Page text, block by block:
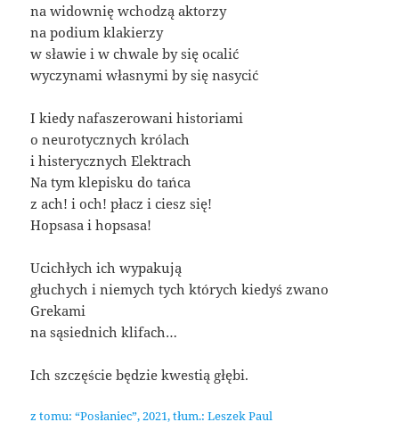
na widownię wchodzą aktorzy
na podium klakierzy
w sławie i w chwale by się ocalić
wyczynami własnymi by się nasycić
I kiedy nafaszerowani historiami
o neurotycznych królach
i histerycznych Elektrach
Na tym klepisku do tańca
z ach! i och! płacz i ciesz się!
Hopsasa i hopsasa!
Ucichłych ich wypakują
głuchych i niemych tych których kiedyś zwano
Grekami
na sąsiednich klifach…
Ich szczęście będzie kwestią głębi.
z tomu: “Posłaniec”, 2021, tłum.: Leszek Paul